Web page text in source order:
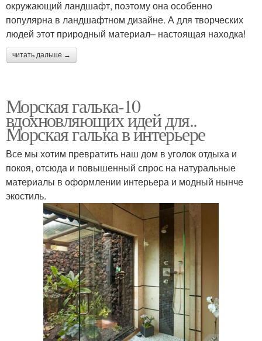
окружающий ландшафт, поэтому она особенно
популярна в ландшафтном дизайне. А для творческих
людей этот природный материал– настоящая находка!
читать дальше →
Морская галька-10
вдохновляющих идей для..
Морская галька в интерьере
Все мы хотим превратить наш дом в уголок отдыха и
покоя, отсюда и повышенный спрос на натуральные
материалы в оформлении интерьера и модный нынче
экостиль.